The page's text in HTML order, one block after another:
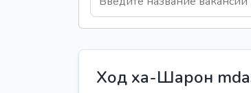
Ход ха-Шарон